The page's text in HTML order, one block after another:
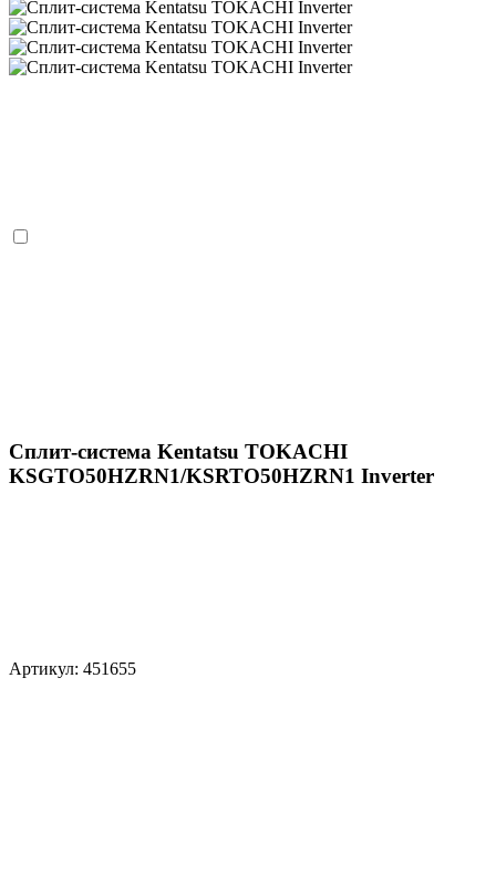
Сплит-система Kentatsu TOKACHI
KSGTO50HZRN1/KSRTO50HZRN1 Inverter
Артикул: 451655